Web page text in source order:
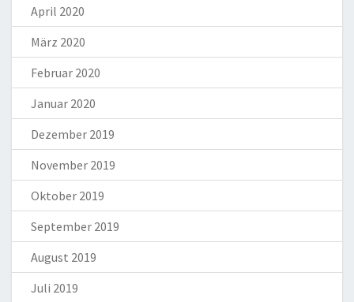
April 2020
März 2020
Februar 2020
Januar 2020
Dezember 2019
November 2019
Oktober 2019
September 2019
August 2019
Juli 2019